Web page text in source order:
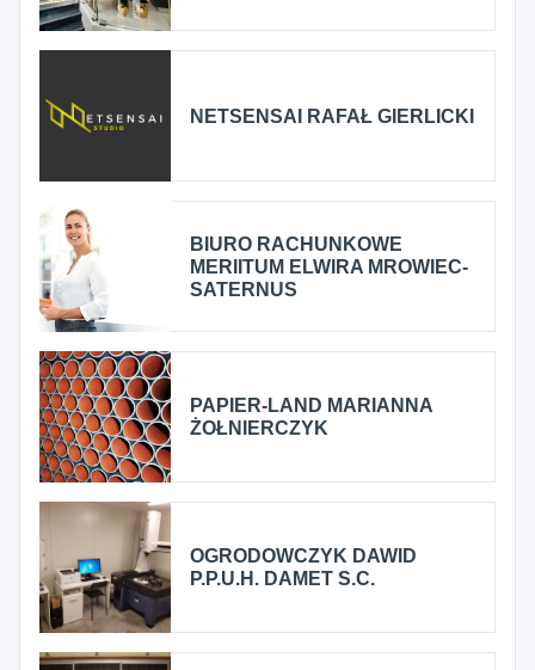
NETSENSAI RAFAŁ GIERLICKI
BIURO RACHUNKOWE
MERIITUM ELWIRA MROWIEC-
SATERNUS
PAPIER-LAND MARIANNA
ŻOŁNIERCZYK
OGRODOWCZYK DAWID
P.P.U.H. DAMET S.C.